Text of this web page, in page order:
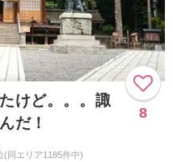
けど。。。諏
だ！
8
(同エリア1185件中)